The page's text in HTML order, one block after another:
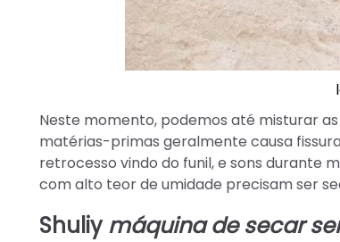
Neste momento, podemos até misturar
matérias-primas geralmente causa
retrocesso vindo do funil, e sons durante
com alto teor de umidade precisam ser
Shuliymáquina de secar